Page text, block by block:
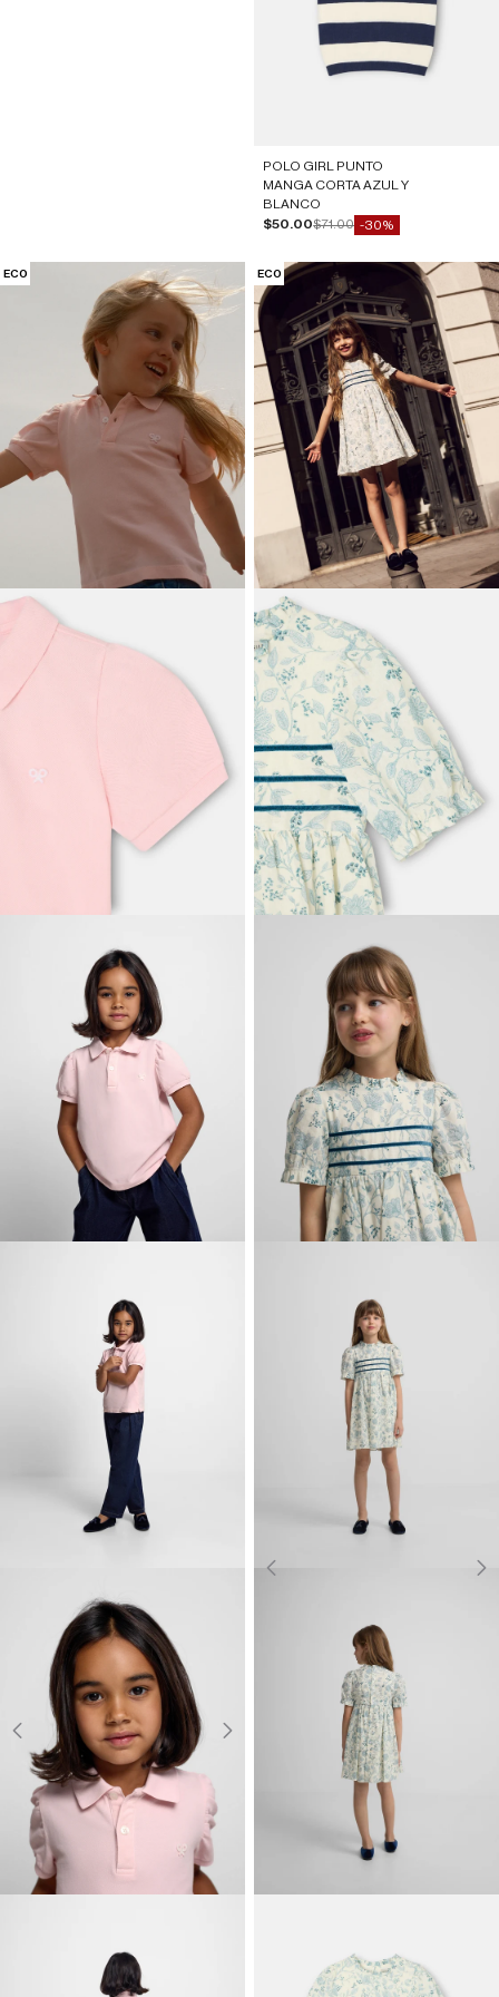
POLO GIRL PUNTO
MANGA CORTA AZUL Y
BLANCO
Precio de oferta
$50.00Precio normal
$71.00 -30%
ECO ECO